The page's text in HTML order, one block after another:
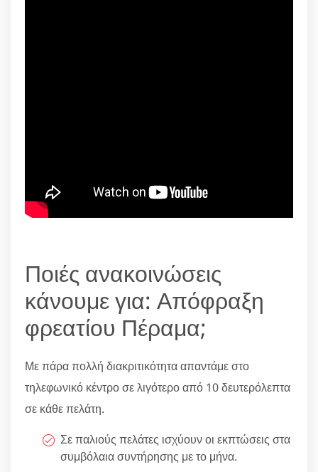
Ποιές ανακοινώσεις
κάνουμε για: Απόφραξη
φρεατίου Πέραμα;
Με πάρα πολλή διακριτικότητα απαντάμε στο
τηλεφωνικό κέντρο σε λιγότερο από 10 δευτερόλεπτα
σε κάθε πελάτη.
Σε παλιούς πελάτες ισχύουν οι εκπτώσεις στα
συμβόλαια συντήρησης με το μήνα.